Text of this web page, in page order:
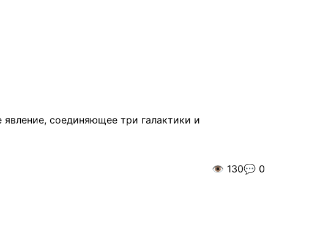
соединяющее три галактики и
👁️ 130💬 0